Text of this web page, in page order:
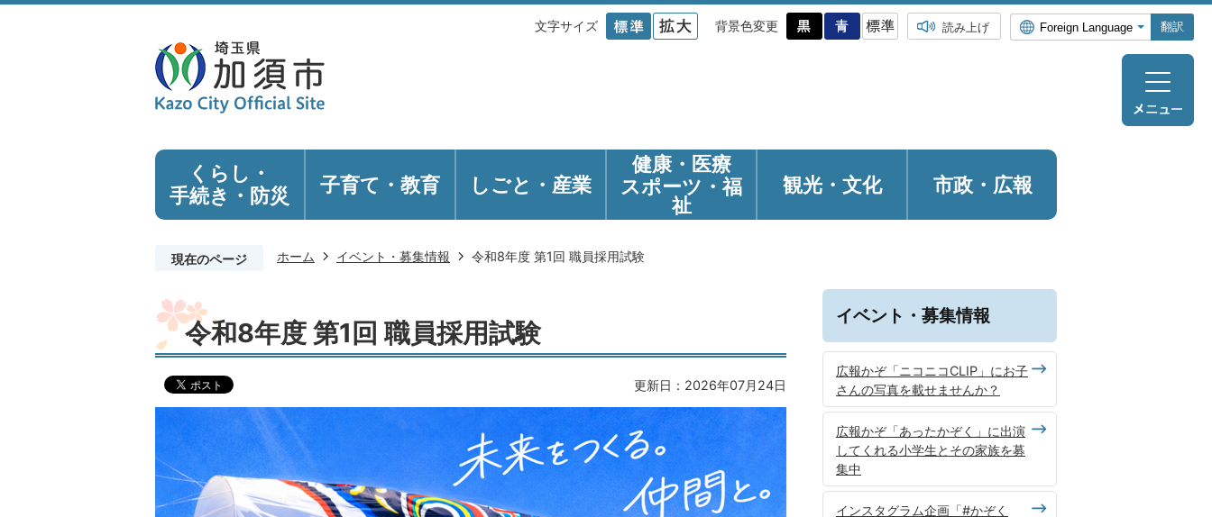
文字サイズ 背景色変更 読み上げ 翻訳
くらし・
手続き ・防災 子育て・教育 しごと・産業
健康・医療
スポーツ・福
祉
観光・ 文化 市政・広報
現在のページ ホーム イベント・募集情報 令和8年度 第1回 職員採用試験
令和8年度 第1回 職員採用試験
更新日：2026年07月24日
イベント・募集情報
広報かぞ「ニコニコCLIP」にお子
さんの写真を載せませんか？
広報かぞ「あったかぞく」に出演
してくれる小学生とその家族を募
集中
インスタグラム企画「#かぞく